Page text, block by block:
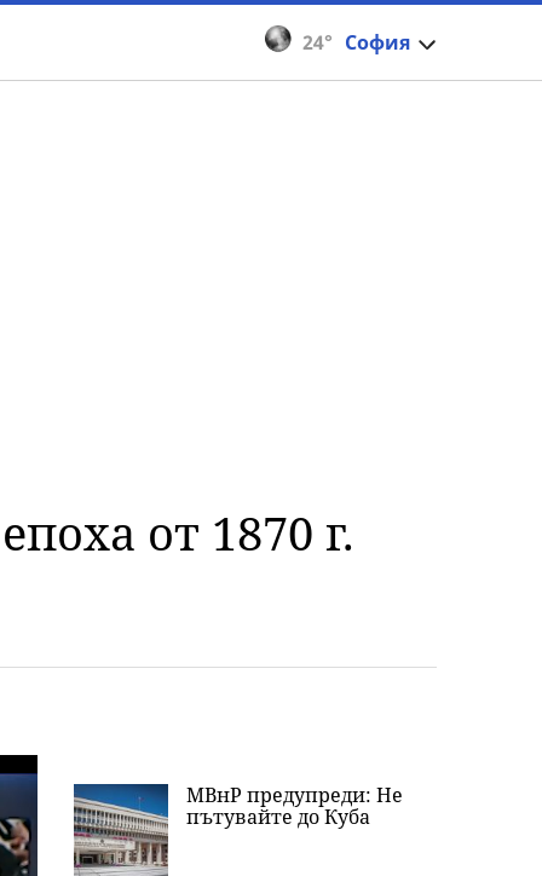
24° София
от 1870 г.
МВнР предупреди: Не
пътувайте до Куба